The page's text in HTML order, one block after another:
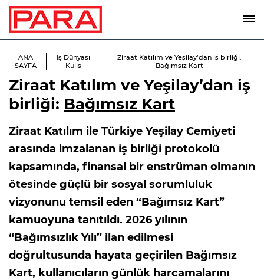
ANA
SAYFA
İş Dünyası
Kulis
Ziraat Katılım ve Yeşilay’dan iş birliği:
Bağımsız Kart
Ziraat Katılım ve Yeşilay’dan iş
birliği: Bağımsız Kart
Ziraat Katılım ile Türkiye Yeşilay Cemiyeti
arasında imzalanan iş birliği protokolü
kapsamında, finansal bir enstrüman olmanın
ötesinde güçlü bir sosyal sorumluluk
vizyonunu temsil eden “Bağımsız Kart”
kamuoyuna tanıtıldı. 2026 yılının
“Bağımsızlık Yılı” ilan edilmesi
doğrultusunda hayata geçirilen Bağımsız
Kart, kullanıcıların günlük harcamalarını